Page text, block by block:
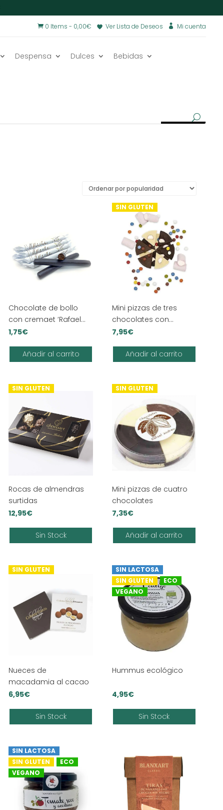
 Mi cuenta
Ver Lista de Deseos
 0 Items - 0,00€
Despensa Dulces Bebidas
Chocolate de bollo
con cremaet ‘Rafael
Andreu’
1,75€
Añadir al carrito
SIN GLUTEN
Mini pizzas de tres
chocolates con
Lacasitos y nubes
7,95€
Añadir al carrito
SIN GLUTEN
Rocas de almendras
surtidas
12,95€
Sin Stock
SIN GLUTEN
Mini pizzas de cuatro
chocolates
7,35€
Añadir al carrito
SIN GLUTEN
Nueces de
macadamia al cacao
6,95€
Sin Stock
SIN LACTOSA
SIN GLUTEN
ECO
VEGANO
Hummus ecológico
4,95€
Sin Stock
SIN LACTOSA
SIN GLUTEN
ECO
VEGANO